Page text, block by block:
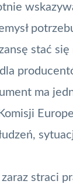
stać się
ma
straci